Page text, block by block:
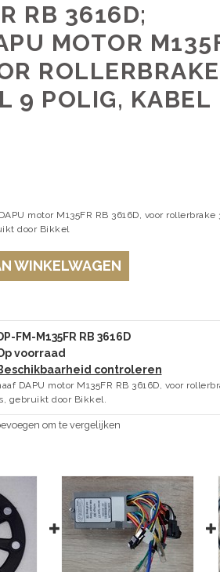
RB 3616D;
MOTOR
ROLLERBRAKE
9 POLIG, KABEL
motor M135FR RB 3616D, voor rollerbrake
door Bikkel
WINKELWAGEN
FM-M135FR RB 3616D
voorraad
controleren
DAPU motor M135FR RB 3616D, voor
gebruikt door Bikkel.
om te vergelijken